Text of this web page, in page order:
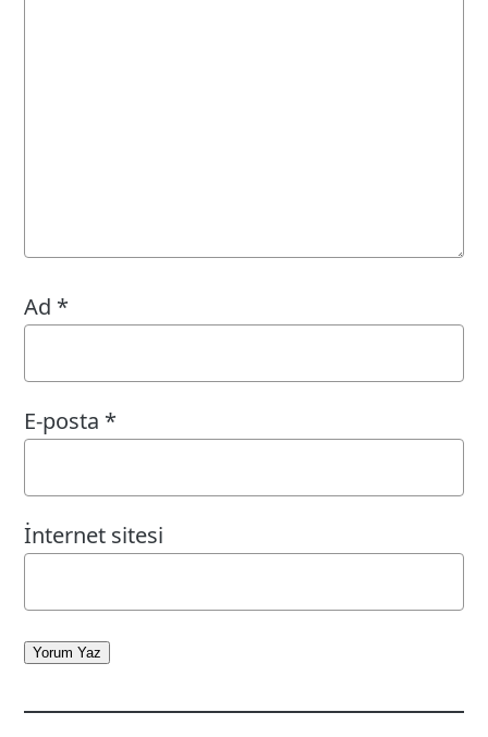
Ad *
E-posta *
İnternet sitesi
Yorum Yaz